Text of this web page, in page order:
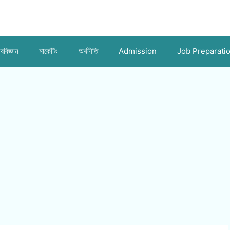
মার্কেটিং অর্থনীতি Admission Job